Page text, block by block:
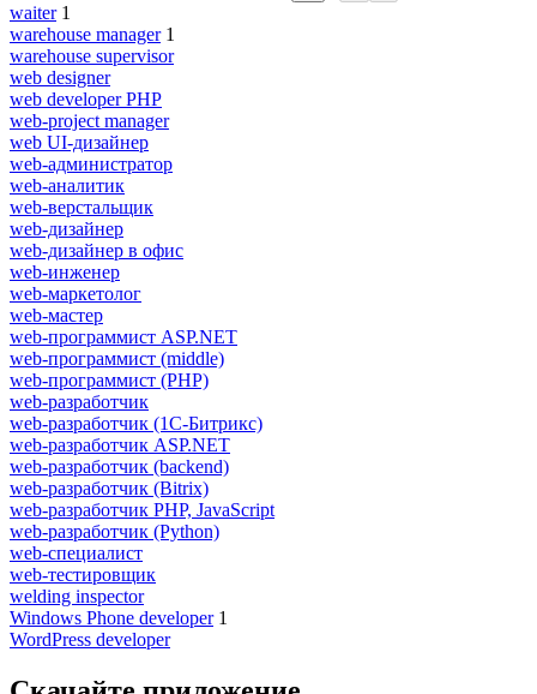
waiter 1
warehouse manager 1
warehouse supervisor
web designer
web developer PHP
web-project manager
web UI-дизайнер
web-администратор
web-аналитик
web-верстальщик
web-дизайнер
web-дизайнер в офис
web-инженер
web-маркетолог
web-мастер
web-программист ASP.NET
web-программист (middle)
web-программист (PHP)
web-разработчик
web-разработчик (1С-Битрикс)
web-разработчик ASP.NET
web-разработчик (backend)
web-разработчик (Bitrix)
web-разработчик PHP, JavaScript
web-разработчик (Python)
web-специалист
web-тестировщик
welding inspector
Windows Phone developer 1
WordPress developer